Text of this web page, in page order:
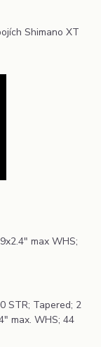
Shimano XT
max WHS;
STR; Tapered; 2
max. WHS; 44